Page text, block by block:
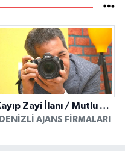
Kayıp Zayi İlanı / Mutlu Ajans / Denizli
DENIZLI AJANS FIRMALARI